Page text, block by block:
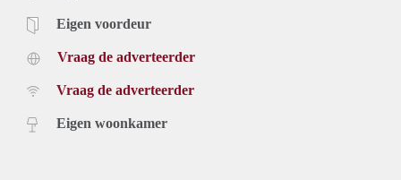
Eigen voordeur
Vraag de adverteerder
Vraag de adverteerder
Eigen woonkamer